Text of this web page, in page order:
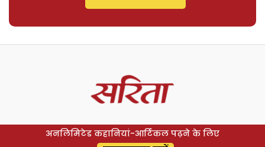
अनलिमिटेड कहानियां-आर्टिकल पढ़ने के लिए